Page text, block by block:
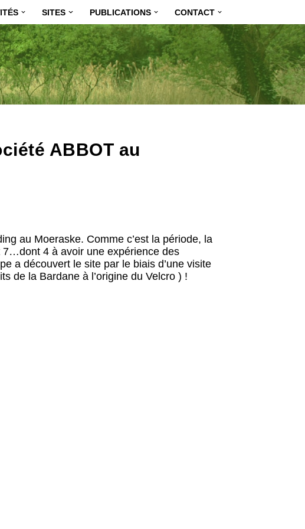
SITES PUBLICATIONS CONTACT
ABBOT au
au Moeraske. Comme c’est la période, la
7…dont 4 à avoir une expérience des
a découvert le site par le biais d’une visite
de la Bardane à l’origine du Velcro ) !